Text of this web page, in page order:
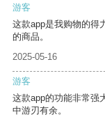
游客
这款app是我购物的得
的商品。
2025-05-16
游客
这款app的功能非常强
中游刃有余。